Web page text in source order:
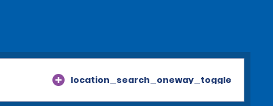
location_search_oneway_toggle